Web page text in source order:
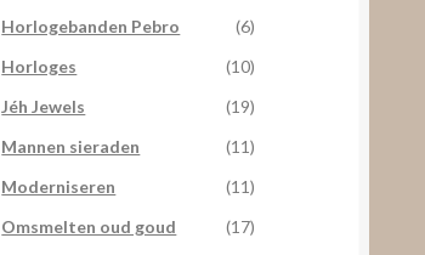
Horlogebanden Pebro
(6)
Horloges
(10)
Jéh Jewels
(19)
Mannen sieraden
(11)
Moderniseren
(11)
Omsmelten oud goud
(17)